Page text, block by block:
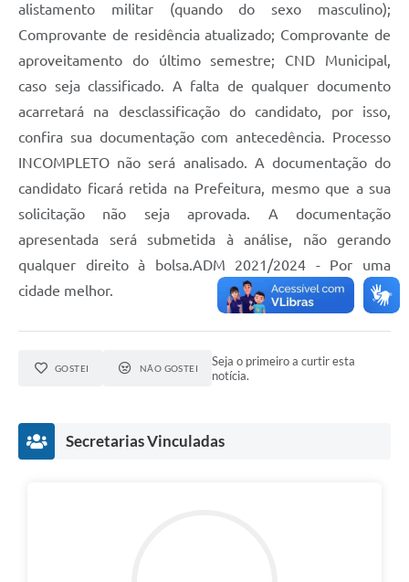
alistamento militar (quando do sexo masculino);
Comprovante de residência atualizado; Comprovante de
aproveitamento do último semestre; CND Municipal,
caso seja classificado. A falta de qualquer documento
acarretará na desclassificação do candidato, por isso,
confira sua documentação com antecedência. Processo
INCOMPLETO não será analisado. A documentação do
candidato ficará retida na Prefeitura, mesmo que a sua
solicitação não seja aprovada. A documentação
apresentada será submetida à análise, não gerando
qualquer direito à bolsa.ADM 2021/2024 - Por uma
cidade melhor.
GOSTEI NÃO GOSTEI
Seja o primeiro a curtir esta
notícia.
Secretarias Vinculadas